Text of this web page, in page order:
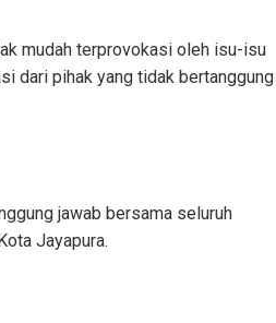
mudah terprovokasi oleh isu-isu
dari pihak yang tidak bertanggung
jawab bersama seluruh
Jayapura.